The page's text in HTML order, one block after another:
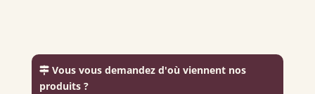
Vous vous demandez d'où viennent nos
produits ?